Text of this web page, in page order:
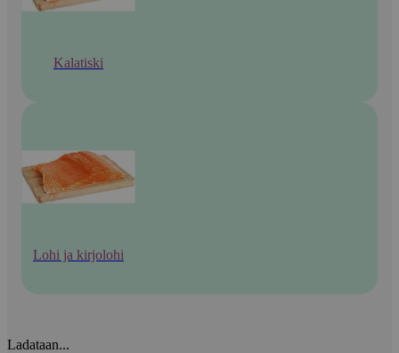
Kalatiski
Lohi ja kirjolohi
Ladataan...